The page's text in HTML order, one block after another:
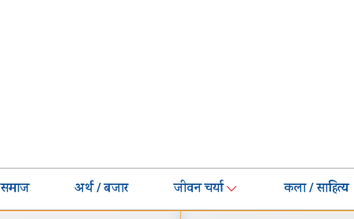
समाज अर्थ / बजार जीवन चर्या कला / साहित्य